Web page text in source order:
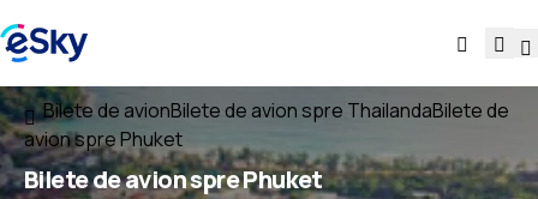
Bilete de avionBilete de avion spre ThailandaBilete de
avion spre Phuket
Bilete de avion spre Phuket